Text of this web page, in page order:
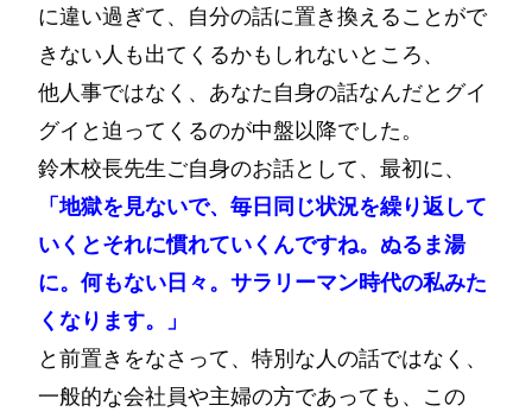
に違い過ぎて、自分の話に置き換えることがで
きない人も出てくるかもしれないところ、
他人事ではなく、あなた自身の話なんだとグイ
グイと迫ってくるのが中盤以降でした。
鈴木校長先生ご自身のお話として、最初に、
「地獄を見ないで、毎日同じ状況を繰り返して
いくとそれに慣れていくんですね。ぬるま湯
に。何もない日々。サラリーマン時代の私みた
くなります。」
と前置きをなさって、特別な人の話ではなく、
一般的な会社員や主婦の方であっても、この